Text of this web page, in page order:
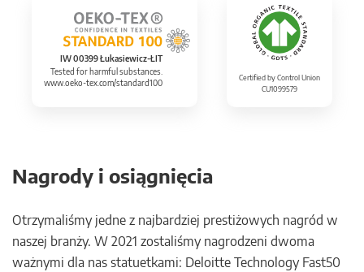
IW 00399 Łukasiewicz-ŁIT
Tested for harmful substances.
www.oeko-tex.com/standard100
Certified by Control Union
CU1099579
Nagrody i osiągnięcia
Otrzymaliśmy jedne z najbardziej prestiżowych nagród w
naszej branży. W 2021 zostaliśmy nagrodzeni dwoma
ważnymi dla nas statuetkami: Deloitte Technology Fast50